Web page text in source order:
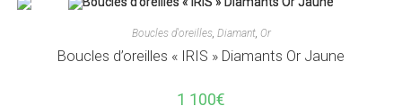
Boucles d'oreilles, Diamant, Or
Boucles d’oreilles « IRIS » Diamants Or Jaune
1 100€